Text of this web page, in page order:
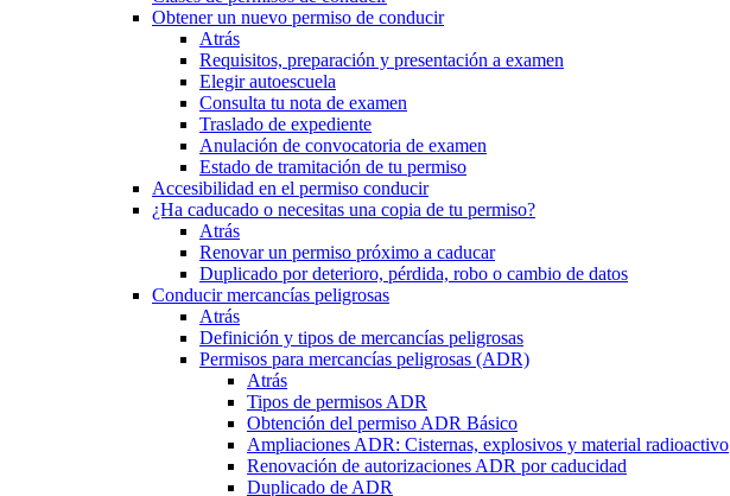
Obtener un nuevo permiso de conducir
Atrás
Requisitos, preparación y presentación a examen
Elegir autoescuela
Consulta tu nota de examen
Traslado de expediente
Anulación de convocatoria de examen
Estado de tramitación de tu permiso
Accesibilidad en el permiso conducir
¿Ha caducado o necesitas una copia de tu permiso?
Atrás
Renovar un permiso próximo a caducar
Duplicado por deterioro, pérdida, robo o cambio de datos
Conducir mercancías peligrosas
Atrás
Definición y tipos de mercancías peligrosas
Permisos para mercancías peligrosas (ADR)
Atrás
Tipos de permisos ADR
Obtención del permiso ADR Básico
Ampliaciones ADR: Cisternas, explosivos y material radioactivo
Renovación de autorizaciones ADR por caducidad
Duplicado de ADR